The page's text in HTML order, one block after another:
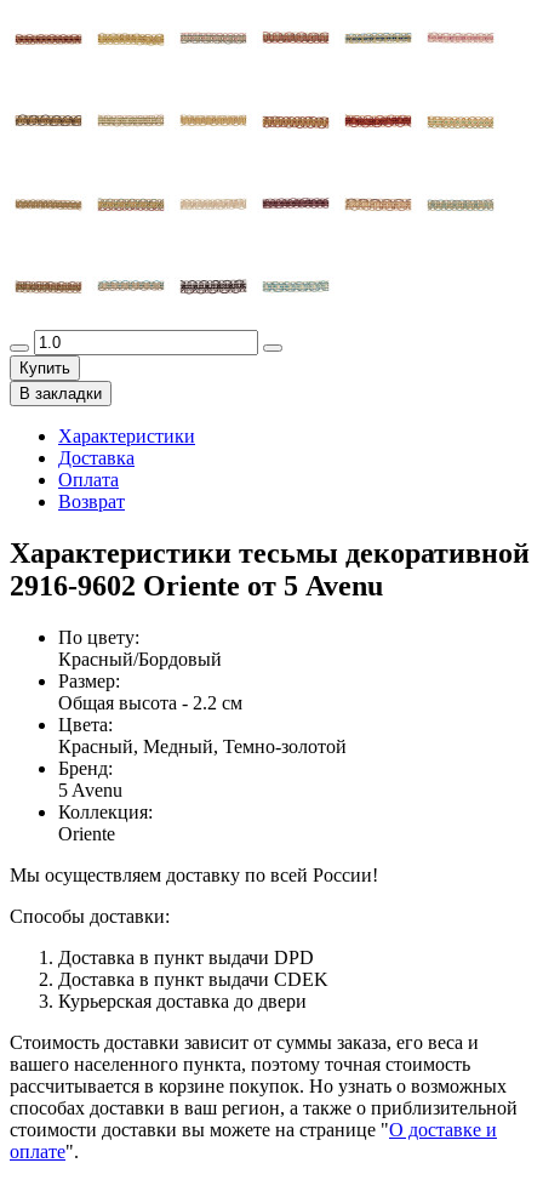
Купить
В закладки
Характеристики
Доставка
Оплата
Возврат
Характеристики тесьмы декоративной
2916-9602 Oriente от 5 Avenu
По цвету:
Красный/Бордовый
Размер:
Общая высота - 2.2 см
Цвета:
Красный, Медный, Темно-золотой
Бренд:
5 Avenu
Коллекция:
Oriente
Мы осуществляем доставку по всей России!
Способы доставки:
Доставка в пункт выдачи DPD
Доставка в пункт выдачи CDEK
Курьерская доставка до двери
Стоимость доставки зависит от суммы заказа, его веса и
вашего населенного пункта, поэтому точная стоимость
рассчитывается в корзине покупок. Но узнать о возможных
способах доставки в ваш регион, а также о приблизительной
стоимости доставки вы можете на странице "О доставке и
оплате".